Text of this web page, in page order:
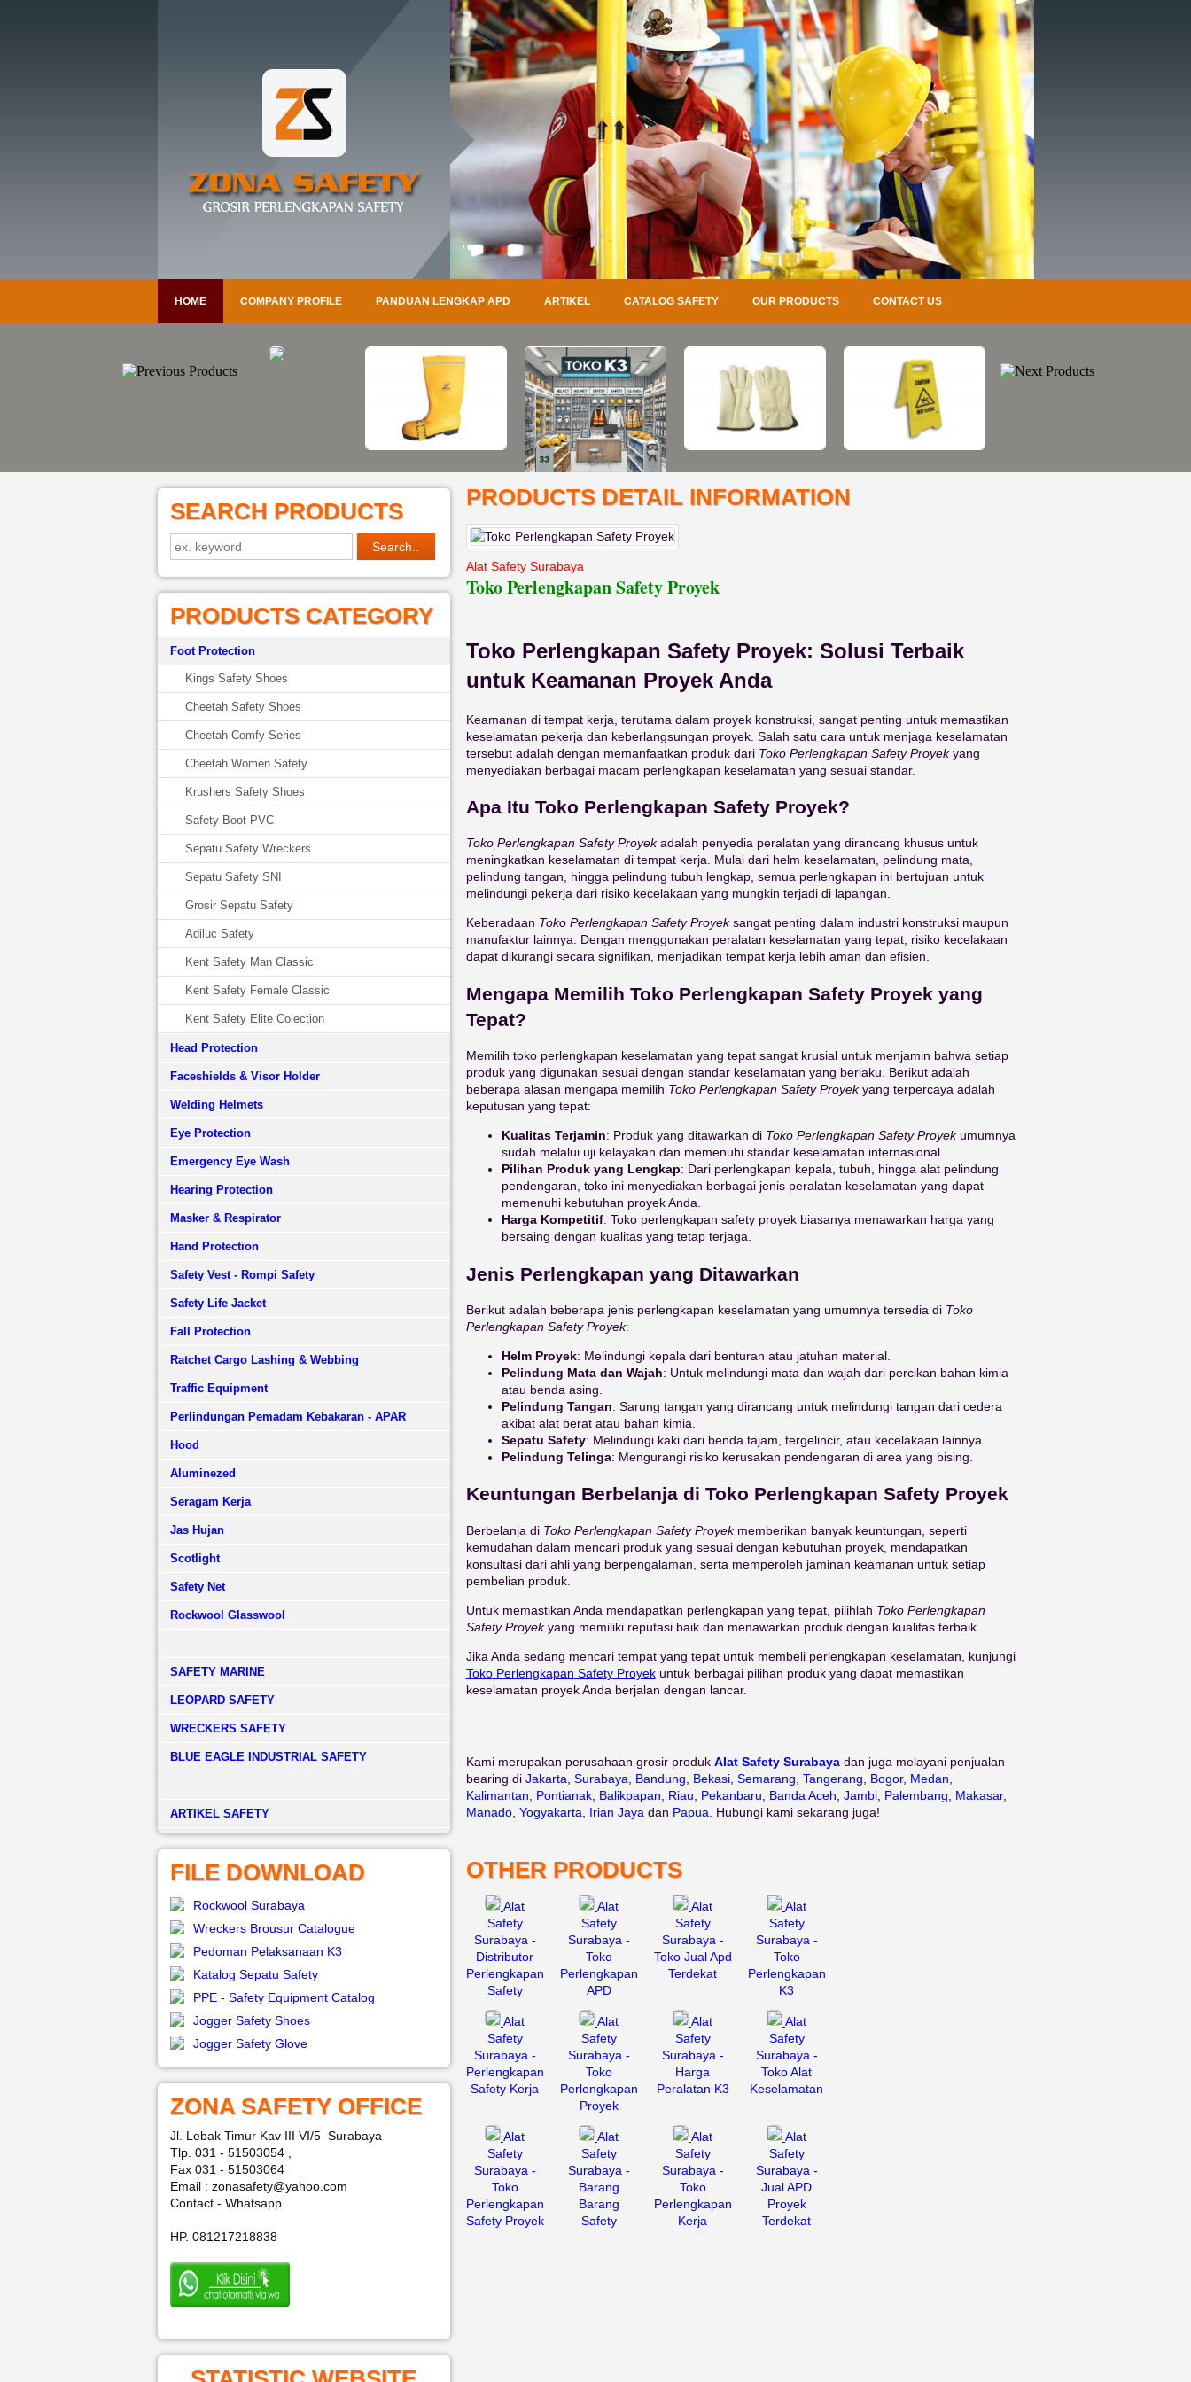
HOME COMPANY PROFILE PANDUAN LENGKAP APD ARTIKEL CATALOG SAFETY OUR PRODUCTS CONTACT US
SEARCH PRODUCTS
PRODUCTS CATEGORY
Foot Protection
Kings Safety Shoes
Cheetah Safety Shoes
Cheetah Comfy Series
Cheetah Women Safety
Krushers Safety Shoes
Safety Boot PVC
Sepatu Safety Wreckers
Sepatu Safety SNI
Grosir Sepatu Safety
Adiluc Safety
Kent Safety Man Classic
Kent Safety Female Classic
Kent Safety Elite Colection
Head Protection
Faceshields & Visor Holder
Welding Helmets
Eye Protection
Emergency Eye Wash
Hearing Protection
Masker & Respirator
Hand Protection
Safety Vest - Rompi Safety
Safety Life Jacket
Fall Protection
Ratchet Cargo Lashing & Webbing
Traffic Equipment
Perlindungan Pemadam Kebakaran - APAR
Hood
Aluminezed
Seragam Kerja
Jas Hujan
Scotlight
Safety Net
Rockwool Glasswool
SAFETY MARINE
LEOPARD SAFETY
WRECKERS SAFETY
BLUE EAGLE INDUSTRIAL SAFETY
­ARTIKEL SAFETY
FILE DOWNLOAD
Rockwool Surabaya
Wreckers Brousur Catalogue
Pedoman Pelaksanaan K3
Katalog Sepatu Safety
PPE - Safety Equipment Catalog
Jogger Safety Shoes
Jogger Safety Glove
ZONA SAFETY OFFICE
Jl. Lebak Timur Kav III VI/5 Surabaya
Tlp. 031 - 51503054 ,
Fax 031 - 51503064
Email : zonasafety@yahoo.com
Contact - Whatsapp
HP. 081217218838
PRODUCTS DETAIL INFORMATION
Alat Safety Surabaya
Toko Perlengkapan Safety Proyek
Toko Perlengkapan Safety Proyek: Solusi Terbaik
untuk Keamanan Proyek Anda
Keamanan di tempat kerja, terutama dalam proyek konstruksi, sangat penting untuk memastikan
keselamatan pekerja dan keberlangsungan proyek. Salah satu cara untuk menjaga keselamatan
tersebut adalah dengan memanfaatkan produk dari Toko Perlengkapan Safety Proyekyang
menyediakan berbagai macam perlengkapan keselamatan yang sesuai standar.
Apa Itu Toko Perlengkapan Safety Proyek?
Toko Perlengkapan Safety Proyekadalah penyedia peralatan yang dirancang khusus untuk
meningkatkan keselamatan di tempat kerja. Mulai dari helm keselamatan, pelindung mata,
pelindung tangan, hingga pelindung tubuh lengkap, semua perlengkapan ini bertujuan untuk
melindungi pekerja dari risiko kecelakaan yang mungkin terjadi di lapangan.
Keberadaan Toko Perlengkapan Safety Proyeksangat penting dalam industri konstruksi maupun
manufaktur lainnya. Dengan menggunakan peralatan keselamatan yang tepat, risiko kecelakaan
dapat dikurangi secara signifikan, menjadikan tempat kerja lebih aman dan efisien.
Mengapa Memilih Toko Perlengkapan Safety Proyek yang
Tepat?
Memilih toko perlengkapan keselamatan yang tepat sangat krusial untuk menjamin bahwa setiap
produk yang digunakan sesuai dengan standar keselamatan yang berlaku. Berikut adalah
beberapa alasan mengapa memilih Toko Perlengkapan Safety Proyekyang terpercaya adalah
keputusan yang tepat:
Kualitas Terjamin: Produk yang ditawarkan di Toko Perlengkapan Safety Proyekumumnya
sudah melalui uji kelayakan dan memenuhi standar keselamatan internasional.
Pilihan Produk yang Lengkap: Dari perlengkapan kepala, tubuh, hingga alat pelindung
pendengaran, toko ini menyediakan berbagai jenis peralatan keselamatan yang dapat
memenuhi kebutuhan proyek Anda.
Harga Kompetitif: Toko perlengkapan safety proyek biasanya menawarkan harga yang
bersaing dengan kualitas yang tetap terjaga.
Jenis Perlengkapan yang Ditawarkan
Berikut adalah beberapa jenis perlengkapan keselamatan yang umumnya tersedia di Toko
Perlengkapan Safety Proyek:
Helm Proyek: Melindungi kepala dari benturan atau jatuhan material.
Pelindung Mata dan Wajah: Untuk melindungi mata dan wajah dari percikan bahan kimia
atau benda asing.
Pelindung Tangan: Sarung tangan yang dirancang untuk melindungi tangan dari cedera
akibat alat berat atau bahan kimia.
Sepatu Safety: Melindungi kaki dari benda tajam, tergelincir, atau kecelakaan lainnya.
Pelindung Telinga: Mengurangi risiko kerusakan pendengaran di area yang bising.
Keuntungan Berbelanja di Toko Perlengkapan Safety Proyek
Berbelanja di Toko Perlengkapan Safety Proyekmemberikan banyak keuntungan, seperti
kemudahan dalam mencari produk yang sesuai dengan kebutuhan proyek, mendapatkan
konsultasi dari ahli yang berpengalaman, serta memperoleh jaminan keamanan untuk setiap
pembelian produk.
Untuk memastikan Anda mendapatkan perlengkapan yang tepat, pilihlah Toko Perlengkapan
Safety Proyekyang memiliki reputasi baik dan menawarkan produk dengan kualitas terbaik.
Jika Anda sedang mencari tempat yang tepat untuk membeli perlengkapan keselamatan, kunjungi
TokoPerlengkapan SafetyProyekuntuk berbagai pilihan produk yang dapat memastikan
keselamatan proyek Anda berjalan dengan lancar.
Kami merupakan perusahaan grosir produk Alat Safety Surabayadan juga melayani penjualan
bearing di Jakarta Surabaya Bandung Bekasi, Semarang Tangerang Bogor, Medan
Kalimantan
Pontianak, Balikpapan Riau Pekanbaru Banda Aceh Jambi, Palembang Makasar,
Manado, Yogyakarta Irian Jaya dan Papua . Hubungi kami sekarang juga!
OTHER PRODUCTS
Alat
Safety
Surabaya -
Distributor
Perlengkapan
Safety
Alat
Safety
Surabaya -
Toko
Perlengkapan
APD
Alat
Safety
Surabaya -
Toko Jual Apd
Terdekat
Alat
Safety
Surabaya -
Toko
Perlengkapan
K3
Alat
Safety
Surabaya -
Perlengkapan
Safety Kerja
Alat
Safety
Surabaya -
Toko
Perlengkapan
Proyek
Alat
Safety
Surabaya -
Harga
Peralatan K3
Alat
Safety
Surabaya -
Toko Alat
Keselamatan
Alat
Safety
Surabaya -
Toko
Perlengkapan
Safety Proyek
Alat
Safety
Surabaya -
Barang
Barang
Safety
Alat
Safety
Surabaya -
Toko
Perlengkapan
Kerja
Alat
Safety
Surabaya -
Jual APD
Proyek
Terdekat